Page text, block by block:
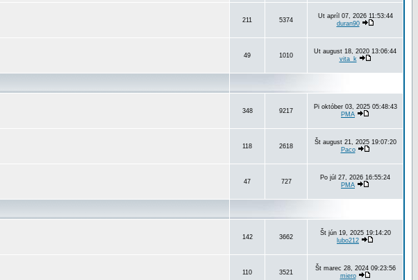
211 5374
Ut apríl 07, 2026 11:53:44
duran90
49 1010
Ut august 18, 2020 13:06:44
vita_k
348 9217
Pi október 03, 2025 05:48:43
PMA
118 2618
Št august 21, 2025 19:07:20
Paco
47 727
Po júl 27, 2026 16:55:24
PMA
142 3662
Št jún 19, 2025 19:14:20
lubo212
110 3521
Št marec 28, 2024 09:23:56
miero